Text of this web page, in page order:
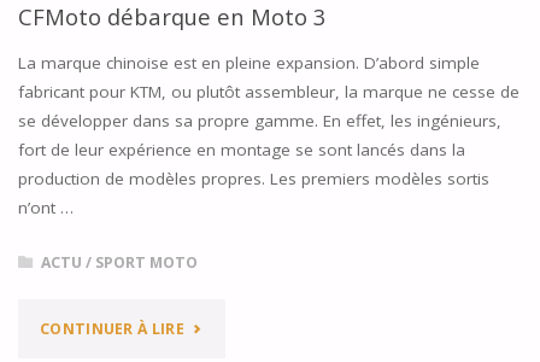
CFMoto débarque en Moto 3
La marque chinoise est en pleine expansion. D’abord simple
fabricant pour KTM, ou plutôt assembleur, la marque ne cesse de
se développer dans sa propre gamme. En effet, les ingénieurs,
fort de leur expérience en montage se sont lancés dans la
production de modèles propres. Les premiers modèles sortis
n’ont …
ACTU / SPORT MOTO
CONTINUER À LIRE"CFMOTO